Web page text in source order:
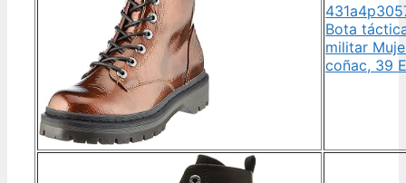
Bota
militar
coñac, 39